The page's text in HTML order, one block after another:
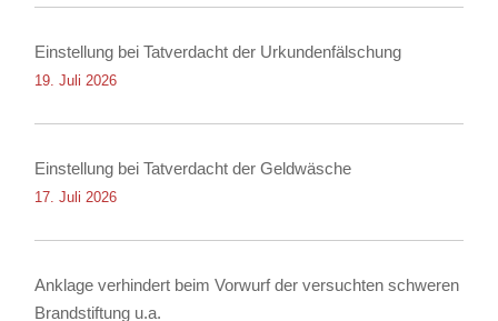
Einstellung bei Tatverdacht der Urkundenfälschung
19. Juli 2026
Einstellung bei Tatverdacht der Geldwäsche
17. Juli 2026
Anklage verhindert beim Vorwurf der versuchten schweren
Brandstiftung u.a.